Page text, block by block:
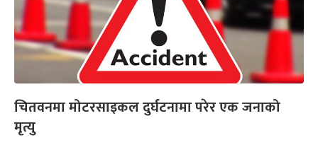
चितवनमा मोटरसाइकल दुर्घटनामा परेर एक जनाको
मृत्यु